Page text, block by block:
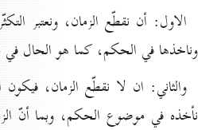
الاول: أن نقطّع الزمان، ونعتبر
وناخذها في الحكم، كما هو الحال في
والثاني: ان لا نقطّع الزمان، فيكون
نأخذه في موضوع الحكم، وبما أنّ